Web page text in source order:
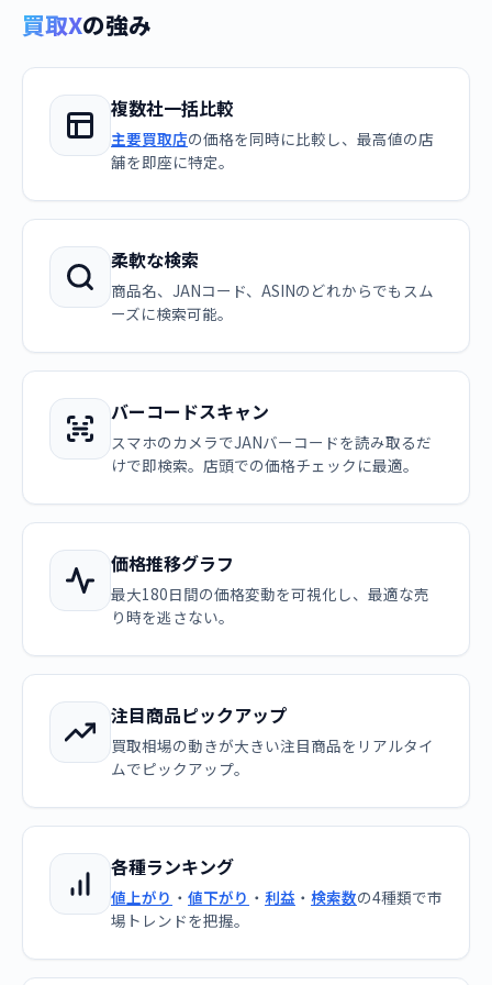
買取Xの強み
複数社一括比較
主要買取店の価格を同時に比較し、最高値の店
舗を即座に特定。
柔軟な検索
商品名、JANコード、ASINのどれからでもスム
ーズに検索可能。
バーコードスキャン
スマホのカメラでJANバーコードを読み取るだ
けで即検索。店頭での価格チェックに最適。
価格推移グラフ
最大180日間の価格変動を可視化し、最適な売
り時を逃さない。
注目商品ピックアップ
買取相場の動きが大きい注目商品をリアルタイ
ムでピックアップ。
各種ランキング
値上がり ・ 値下がり ・ 利益 ・ 検索数の4種類で市
場トレンドを把握。